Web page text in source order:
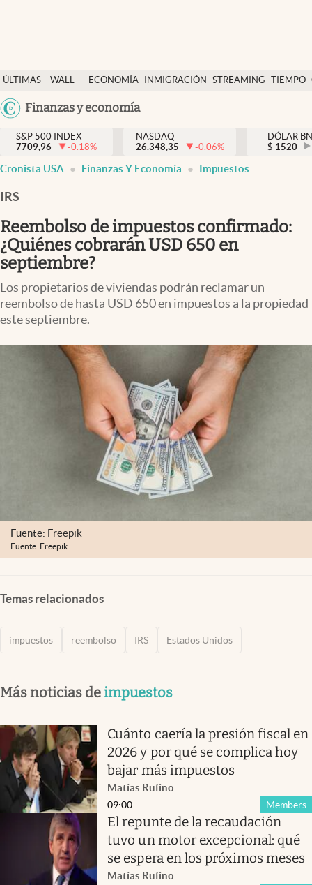
ÚLTIMAS
NOTICIAS
WALL
DÓLAR
ECONOMÍA INMIGRACIÓN STREAMING TIEMPO
México
Finanzas y economía
Finanzas y economía
Wall Street y dólar
Inmigración
Espiritual
Streaming
PC y mobile
Lifestyle
USA
S&P 500 INDEX
7709,96
-0.18%
NASDAQ
26.348,35
-0.06%
DÓLAR
$ 1520
Cronista USA Finanzas Y Economía Impuestos
IRS
Reembolso de impuestos confirmado:
¿Quiénes cobrarán USD 650 en
septiembre?
Los propietarios de viviendas podrán reclamar un
reembolso de hasta USD 650 en impuestos a la propiedad
este septiembre.
Fuente: Freepik
Fuente: Freepik
Temas relacionados
impuestos reembolso IRS Estados Unidos
Más noticias deimpuestos
Cuánto caería la presión fiscal en
2026 y por qué se complica hoy
bajar más impuestos
Matías Rufino
Members
09:00
El repunte de la recaudación
tuvo un motor excepcional: qué
se espera en los próximos meses
Matías Rufino